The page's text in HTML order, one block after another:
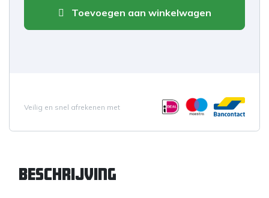
Toevoegen aan winkelwagen
Veilig en snel afrekenen met
Beschrijving